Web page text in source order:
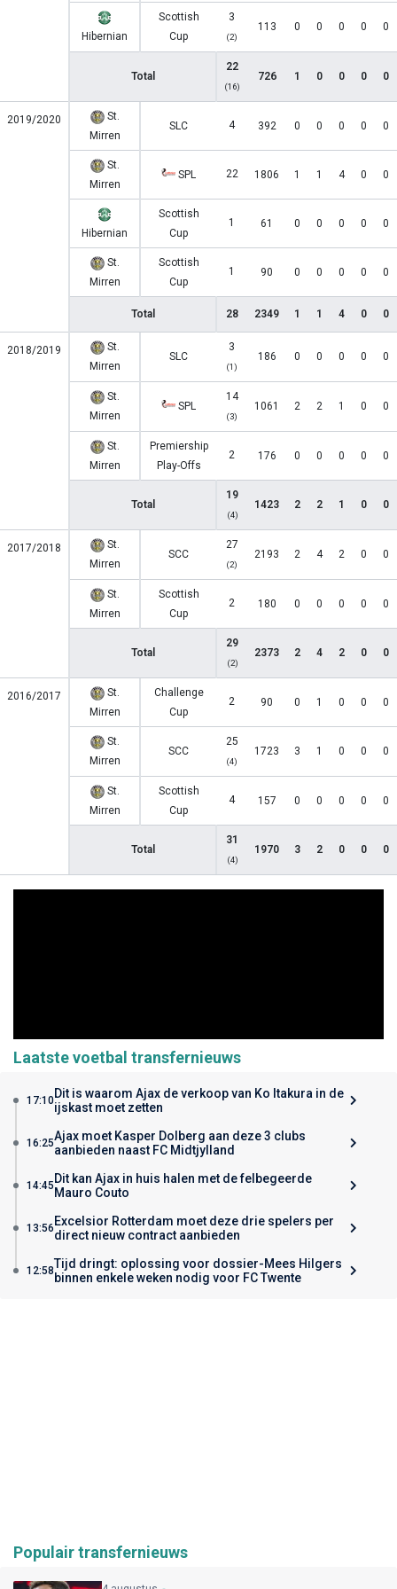
Hibernian
Scottish
Cup
3
(2)
113 0 0 0 0 0
Total
22
(16)
726 1 0 0 0 0
2019/2020
St.
Mirren
SLC 4 392 0 0 0 0 0
St.
Mirren
SPL 22 1806 1 1 4 0 0
Hibernian
Scottish
Cup
1 61 0 0 0 0 0
St.
Mirren
Scottish
Cup
1 90 0 0 0 0 0
Total 28 2349 1 1 4 0 0
2018/2019
St.
Mirren
SLC
3
(1)
186 0 0 0 0 0
St.
Mirren
SPL
14
(3)
1061 2 2 1 0 0
St.
Mirren
Premiership
Play-Offs
2 176 0 0 0 0 0
Total
19
(4)
1423 2 2 1 0 0
2017/2018
St.
Mirren
SCC
27
(2)
2193 2 4 2 0 0
St.
Mirren
Scottish
Cup
2 180 0 0 0 0 0
Total
29
(2)
2373 2 4 2 0 0
2016/2017
St.
Mirren
Challenge
Cup
2 90 0 1 0 0 0
St.
Mirren
SCC
25
(4)
1723 3 1 0 0 0
St.
Mirren
Scottish
Cup
4 157 0 0 0 0 0
Total
31
(4)
1970 3 2 0 0 0
Laatste voetbal transfernieuws
17:10Dit is waarom Ajax de verkoop van Ko Itakura in de
ijskast moet zetten
16:25Ajax moet Kasper Dolberg aan deze 3 clubs
aanbieden naast FC Midtjylland
14:45 Dit kan Ajax in huis halen met de felbegeerde
Mauro Couto
13:56 Excelsior Rotterdam moet deze drie spelers per
direct nieuw contract aanbieden
12:58Tijd dringt: oplossing voor dossier-Mees Hilgers
binnen enkele weken nodig voor FC Twente
Populair transfernieuws